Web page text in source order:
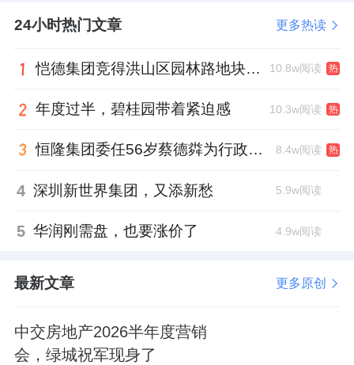
24小时热门文章 更多热读
恺德集团竞得洪山区园林路地块，引入贝好家C2M产品定位及营销服务 10.8w阅读 热
年度过半，碧桂园带着紧迫感 10.3w阅读 热
恒隆集团委任56岁蔡德粦为行政总裁、年薪2052万港元，曾任星巴克中国CEO 8.4w阅读 热
4 深圳新世界集团，又添新愁 5.9w阅读
5 华润刚需盘，也要涨价了 4.9w阅读
最新文章 更多原创
中交房地产2026半年度营销
会，绿城祝军现身了